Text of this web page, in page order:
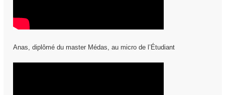
Anas, diplômé du master Médas, au micro de l’Étudiant